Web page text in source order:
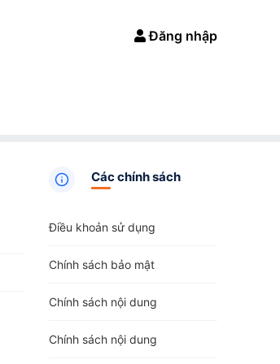
Đăng nhập
Các chính sách
Điều khoản sử dụng
Chính sách bảo mật
Chính sách nội dung
Chính sách nội dung